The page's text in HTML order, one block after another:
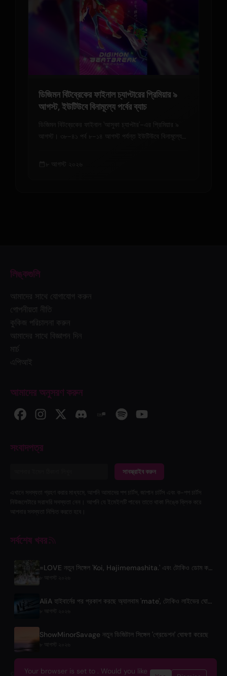
ডিজিমন বিটব্রেকের ফাইনাল চ্যাপ্টারের প্রিমিয়ার ৯
আগস্ট, ইউটিউবে বিনামূল্যে পর্বের ব্যাচ
ডিজিমন বিটব্রেকের ফাইনাল 'আসুকা চ্যাপ্টার'-এর প্রিমিয়ার ৯
আগস্ট। ৩৮-৪১ পর্ব ৮-১৪ আগস্ট পর্যন্ত ইউটিউবে বিনামূল্যে
৮ আগস্ট ২০২৬
লিঙ্কগুলি
আমাদের সাথে যোগাযোগ করুন
গোপনীয়তা নীতি
কুকিজ পরিচালনা করুন
আমাদের সাথে বিজ্ঞাপন দিন
মার্চ
এপিআই
আমাদের অনুসরণ করুন
সংবাদপত্র
সাবস্ক্রাইব করুন
এখানে সদস্যতা গ্রহণ করার মাধ্যমে, আপনি আমাদের পপ চার্টস, জাপান চার্টস এবং ক-পপ চার্টস
নিউজলেটারে সরাসরি সদস্যতা নেন। আপনি যে ইমেইলটি পাবেন তাতে থাকা লিঙ্কে ক্লিক করে
আপনার সদস্যতা নিশ্চিত করতে হবে।
সর্বশেষ খবর
=LOVE নতুন সিঙ্গেল 'Koi, Hajimemashita.' এবং টোকিও ডোম কনসার্টের ঘোষণা দিল
AliA হাইবার্নের পর প্রকাশ করছে অ্যালবাম 'mate', টোকিও লাইভের ঘোষণা
ShowMinorSavage নতুন ডিজিটাল সিঙ্গেল 'গ্রেডেশন' ঘোষণা করেছে
© 2026 OnlyHit. All rights reserved. - Metadata provided byACRCloud
Your browser is set to . Would you like